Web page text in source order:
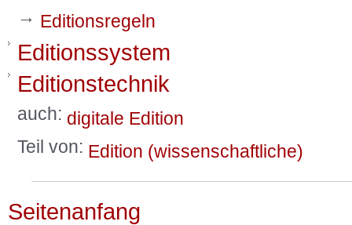
→ Editionsregeln
Editionssystem
Editionstechnik
auch: digitale Edition
Teil von: Edition (wissenschaftliche)
Seitenanfang